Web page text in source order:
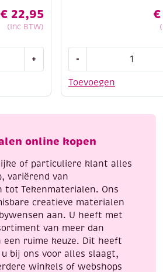
€ 22,95
(Inc BTW)
+
€
Toevoegen
-
grove
10
zwart,
aantal
online kopen
of particuliere klant alles
variërend van
tot Tekenmaterialen. Ons
creatieve materialen
aan. U heeft met
van meer dan
ruime keuze. Dit heeft
bij ons voor alles slaagt,
winkels of webshops